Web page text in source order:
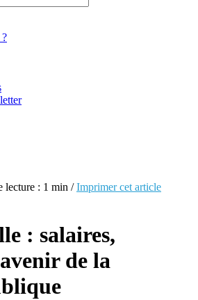
lecture : 1 min /Imprimer cet article
: salaires,
de la